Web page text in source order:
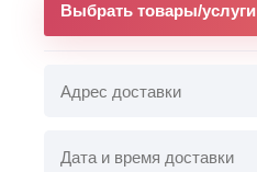
Выбрать товары/услуги